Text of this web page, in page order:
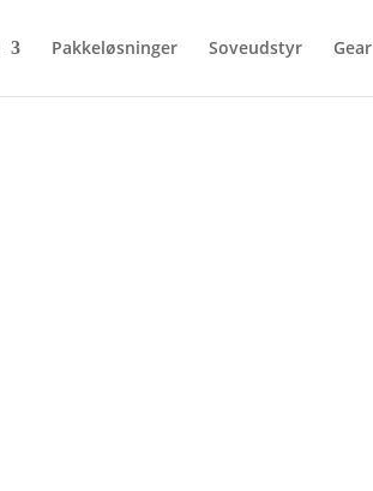
Pakkeløsninger Soveudstyr Gear